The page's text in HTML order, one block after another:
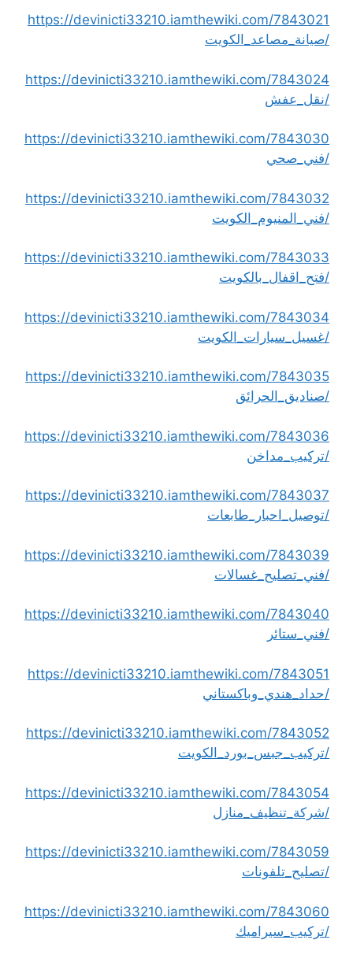
https://devinicti33210.iamthewiki.com/7843021
/صيانة_مصاعد_الكويت
https://devinicti33210.iamthewiki.com/7843024
/نقل_عفش
https://devinicti33210.iamthewiki.com/7843030
/فني_صحي
https://devinicti33210.iamthewiki.com/7843032
/فني_المنيوم_الكويت
https://devinicti33210.iamthewiki.com/7843033
/فتح_اقفال_بالكويت
https://devinicti33210.iamthewiki.com/7843034
/غسيل_سيارات_الكويت
https://devinicti33210.iamthewiki.com/7843035
/صناديق_الحرائق
https://devinicti33210.iamthewiki.com/7843036
/تركيب_مداخن
https://devinicti33210.iamthewiki.com/7843037
/توصيل_احبار_طابعات
https://devinicti33210.iamthewiki.com/7843039
/فني_تصليح_غسالات
https://devinicti33210.iamthewiki.com/7843040
/فني_ستائر
https://devinicti33210.iamthewiki.com/7843051
/حداد_هندي_وباكستاني
https://devinicti33210.iamthewiki.com/7843052
/تركيب_جبس_بورد_الكويت
https://devinicti33210.iamthewiki.com/7843054
/شركة_تنظيف_منازل
https://devinicti33210.iamthewiki.com/7843059
/تصليح_تلفونات
https://devinicti33210.iamthewiki.com/7843060
/تركيب_سيراميك